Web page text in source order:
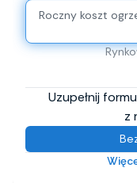
Roczny koszt
Uzupełnij
z